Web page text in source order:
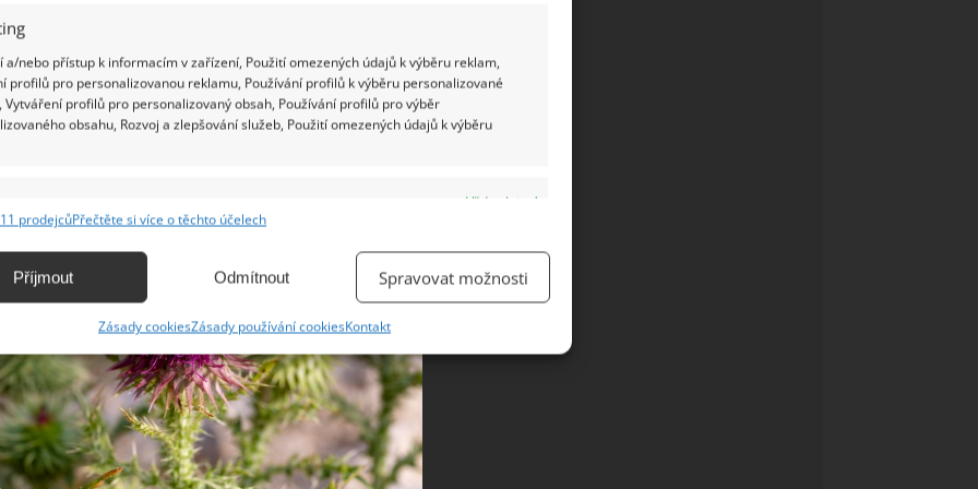
a/nebo přístup k informacím v zařízení, Použití omezených údajů k výběru reklam,
profilů pro personalizovanou reklamu, Používání profilů k výběru personalizované
Vytváření profilů pro personalizovaný obsah, Používání profilů pro výběr
obsahu, Rozvoj a zlepšování služeb, Použití omezených údajů k výběru
Vždy aktivní
zařízení na základě automaticky přenášených informací.
aktivně vyžádaných informací.
bezpečnosti, předcházení a zjišťování podvodů a
chyb, Poskytování a zobrazování reklamy a obsahu,
a sdělování voleb ochrany osobních údajů.
prodejcůPřečtěte si více o těchto účelech
Příjmout Odmítnout Spravovat možnosti
Zásady cookiesZásady používání cookiesKontakt
uleví peněženkám i úrodě.